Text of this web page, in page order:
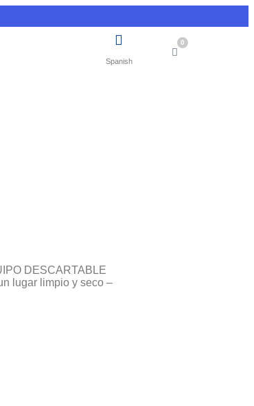
Spanish
0
DESCARTABLE
lugar limpio y seco –